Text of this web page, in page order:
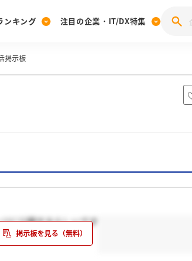
[27卒] 本選考体験記投稿キャンペーン
ンキング 注目の企業・IT/DX特集
業研究
掲示板
に公開するらしいです